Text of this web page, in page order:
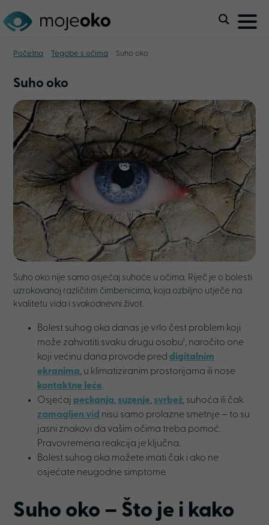
Početna Tegobe s očima Suho oko
Suho oko
Suho oko nije samo osjećaj suhoće u očima. Riječ je o bolesti
uzrokovanoj različitim čimbenicima, koja ozbiljno utječe na
kvalitetu vida i svakodnevni život.
Bolest suhog oka danas je vrlo čest problem koji
može zahvatiti svaku drugu osobu¹, naročito one
koji većinu dana provode preddigitalnim
ekranima, u klimatiziranim prostorijama ili nose
kontaktne leće.
Osjećaj peckanja, suzenje, svrbež, suhoća ili čak
zamagljen vid nisu samo prolazne smetnje – to su
jasni znakovi da vašim očima treba pomoć.
Pravovremena reakcija je ključna.
Bolest suhog oka možete imati čak i ako ne
osjećate neugodne simptome.
Suho oko – Što je i kako